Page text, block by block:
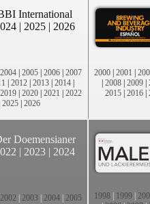
International
| 2025 | 2026
2004 | 2005 | 2006 | 2007
| 2012 | 2013 | 2014 |
2019 | 2020 | 2021 | 2022
2025| 2026
2000 | 2001 |
| 2008 | 2009 |
2015 | 2016 |
Doemensianer
| 2023 | 2024
2002 2003 2004 2005
1998 1999